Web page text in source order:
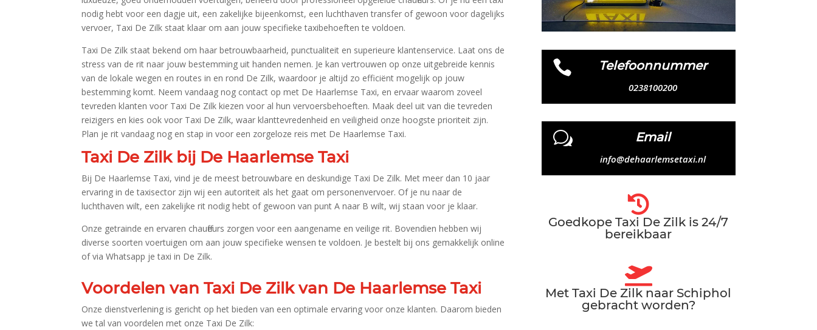
nodig hebt voor een dagje uit, een zakelijke bijeenkomst, een luchthaven transfer of gewoon voor dagelijks
vervoer, Taxi De Zilk staat klaar om aan jouw specifieke taxibehoeften te voldoen.​
Taxi De Zilk staat bekend om haar betrouwbaarheid, punctualiteit en superieure klantenservice.​ Laat ons de
stress van de rit naar jouw bestemming uit handen nemen.​ Je kan vertrouwen op onze uitgebreide kennis
van de lokale wegen en routes in en rond De Zilk, waardoor je altijd zo efficiënt mogelijk op jouw
bestemming komt.​ Neem vandaag nog contact op met De Haarlemse Taxi, en ervaar waarom zoveel
tevreden klanten voor Taxi De Zilk kiezen voor al hun vervoersbehoeften.​ Maak deel uit van die tevreden
reizigers en kies ook voor Taxi De Zilk, waar klanttevredenheid en veiligheid onze hoogste prioriteit zijn.​
Plan je rit vandaag nog en stap in voor een zorgeloze reis met De Haarlemse Taxi.​
Taxi De Zilk bij De Haarlemse Taxi
Bij De Haarlemse Taxi, vind je de meest betrouwbare en deskundige Taxi De Zilk.​ Met meer dan 10 jaar
ervaring in de taxisector zijn wij een autoriteit als het gaat om personenvervoer.​ Of je nu naar de
luchthaven wilt, een zakelijke rit nodig hebt of gewoon van punt A naar B wilt, wij staan voor je klaar.​
Onze getrainde en ervaren chauffeurs zorgen voor een aangename en veilige rit.​ Bovendien hebben wij
diverse soorten voertuigen om aan jouw specifieke wensen te voldoen.​ Je bestelt bij ons gemakkelijk online
of via Whatsapp je taxi in De Zilk.​
Voordelen van Taxi De Zilk van De Haarlemse Taxi
Onze dienstverlening is gericht op het bieden van een optimale ervaring voor onze klanten.​ Daarom bieden
we tal van voordelen met onze Taxi De Zilk:
 Telefoonnummer
0238100200
w Email
info@dehaarlemsetaxi.nl

Goedkope Taxi De Zilk is 24/7
bereikbaar

Met Taxi De Zilk naar Schiphol
gebracht worden?